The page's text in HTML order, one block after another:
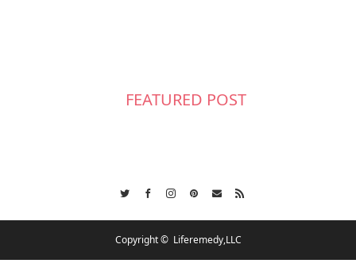
FEATURED POST
Copyright © Liferemedy,LLC